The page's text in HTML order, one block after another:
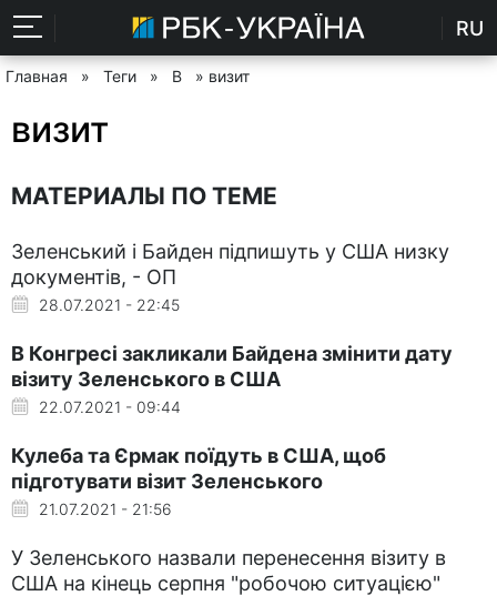
RU
Главная » Теги » В » визит
визит
МАТЕРИАЛЫ ПО ТЕМЕ
Зеленський і Байден підпишуть у США низку
документів, - ОП
28.07.2021 - 22:45
В Конгресі закликали Байдена змінити дату
візиту Зеленського в США
22.07.2021 - 09:44
Кулеба та Єрмак поїдуть в США, щоб
підготувати візит Зеленського
21.07.2021 - 21:56
У Зеленського назвали перенесення візиту в
США на кінець серпня "робочою ситуацією"